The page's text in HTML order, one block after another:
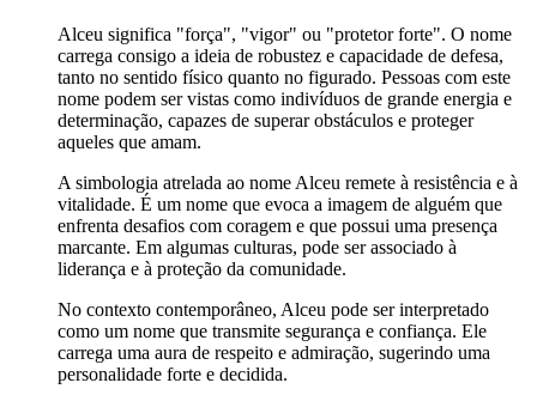
Alceu significa "força", "vigor" ou "protetor forte". O nome
carrega consigo a ideia de robustez e capacidade de defesa,
tanto no sentido físico quanto no figurado. Pessoas com este
nome podem ser vistas como indivíduos de grande energia e
determinação, capazes de superar obstáculos e proteger
aqueles que amam.
A simbologia atrelada ao nome Alceu remete à resistência e à
vitalidade. É um nome que evoca a imagem de alguém que
enfrenta desafios com coragem e que possui uma presença
marcante. Em algumas culturas, pode ser associado à
liderança e à proteção da comunidade.
No contexto contemporâneo, Alceu pode ser interpretado
como um nome que transmite segurança e confiança. Ele
carrega uma aura de respeito e admiração, sugerindo uma
personalidade forte e decidida.